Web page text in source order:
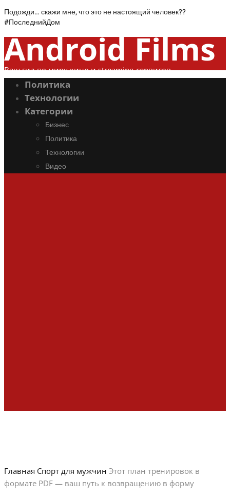
Подожди… скажи мне, что это не настоящий человек??
#ПоследнийДом
Android Films
Ваш гид по миру кино и streaming-сервисов
Политика
Технологии
Категории
Бизнес
Политика
Технологии
Видео
Главная Спорт для мужчин Этот план тренировок в
формате PDF — ваш путь к возвращению в форму